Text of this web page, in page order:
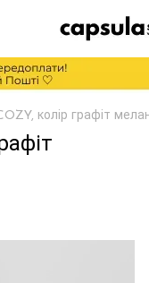
колір графіт